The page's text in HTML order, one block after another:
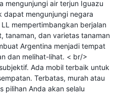
mengunjungi air terjun Iguazu
dapat mengunjungi negara
mempertimbangkan berjalan
tanaman, dan varietas tanaman
Argentina menjadi tempat
dan melihat-lihat. < br/>
Ada mobil terbaik untuk
Terbatas, murah atau
pilihan Anda akan selalu